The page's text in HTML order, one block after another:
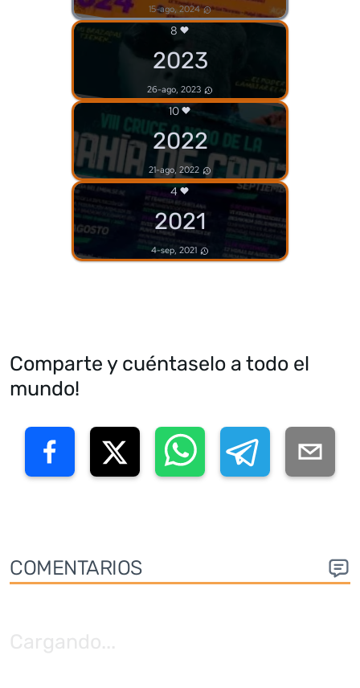
15-ago, 2024
8
2023
26-ago, 2023
10
2022
21-ago, 2022
4
2021
4-sep, 2021
Comparte y cuéntaselo a todo el
mundo!
COMENTARIOS
Cargando...